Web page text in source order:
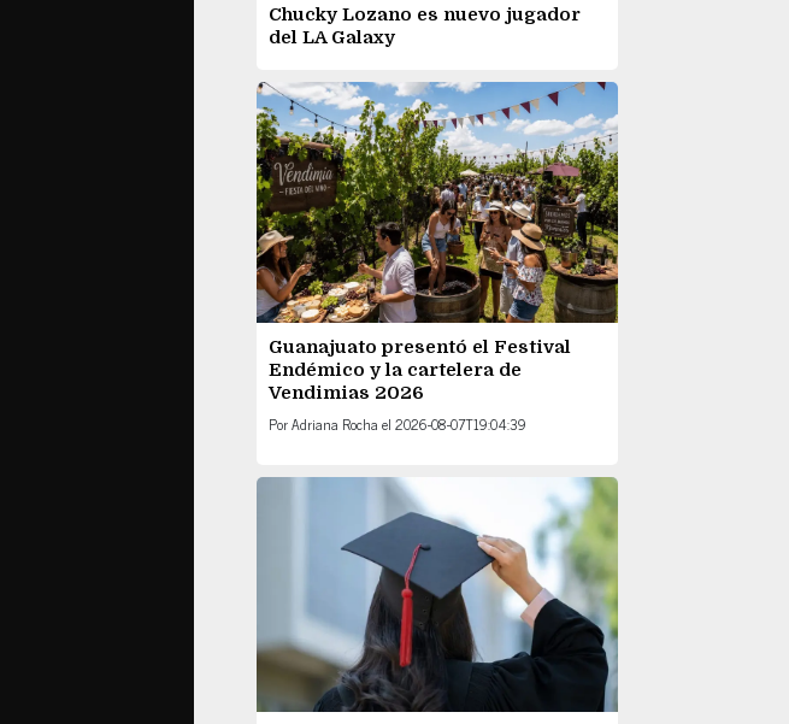
Chucky Lozano es nuevo jugador
del LA Galaxy
Guanajuato presentó el Festival
Endémico y la cartelera de
Vendimias 2026
PorAdriana Rocha el 2026-08-07T19:04:39